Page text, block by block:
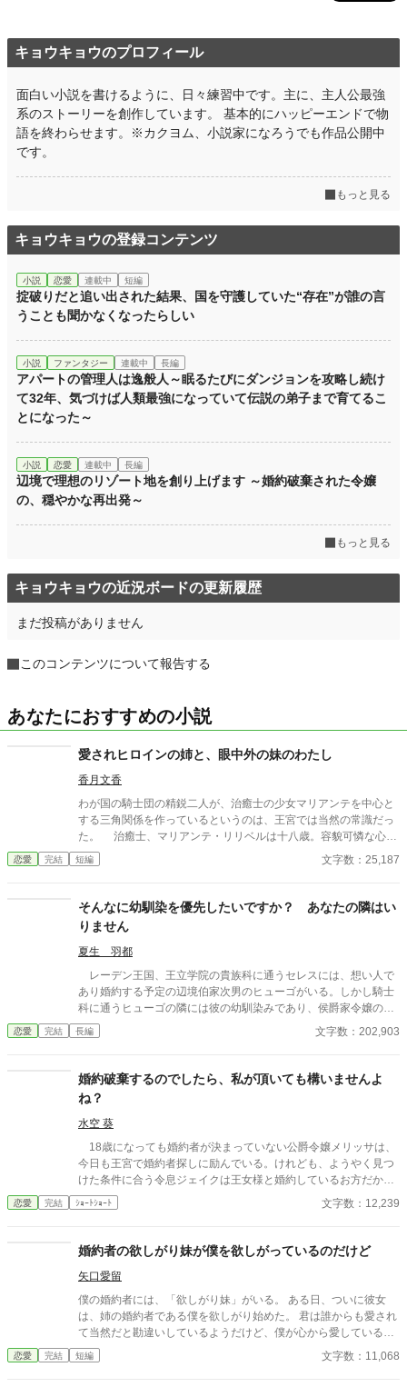
キョウキョウのプロフィール
面白い小説を書けるように、日々練習中です。主に、主人公最強
系のストーリーを創作しています。 基本的にハッピーエンドで物
語を終わらせます。※カクヨム、小説家になろうでも作品公開中
です。
もっと見る
キョウキョウの登録コンテンツ
小説 恋愛 連載中 短編
掟破りだと追い出された結果、国を守護していた“存在”が誰の言
うことも聞かなくなったらしい
小説 ファンタジー 連載中 長編
アパートの管理人は逸般人～眠るたびにダンジョンを攻略し続け
て32年、気づけば人類最強になっていて伝説の弟子まで育てるこ
とになった～
小説 恋愛 連載中 長編
辺境で理想のリゾート地を創り上げます ～婚約破棄された令嬢
の、穏やかな再出発～
もっと見る
キョウキョウの近況ボードの更新履歴
まだ投稿がありません
このコンテンツについて報告する
あなたにおすすめの小説
愛されヒロインの姉と、眼中外の妹のわたし
香月文香
わが国の騎士団の精鋭二人が、治癒士の少女マリアンテを中心と
する三角関係を作っているというのは、王宮では当然の常識だっ
た。 治癒士、マリアンテ・リリベルは十八歳。容貌可憐な心優
しい少女で、いつもにこやかな笑顔で周囲を癒す人気者。 そん
な彼女を巡る男はヨシュア・カレンデュラとハル・シオニア。
堅物、ハルは軽薄と気質は真逆だったが、女の好みは同じだっ
た。 これは見目麗しい男女の三角関係の物語――ではなく。
そのかたわらで、誰の眼中にも入らない妹のわたしの物語だ。 ※
他サイトにも投稿しています
恋愛 完結 短編 文字数：25,187
そんなに幼馴染を優先したいですか？ あなたの隣はい
りません
夏生 羽都
レーデン王国、王立学院の貴族科に通うセレスには、想い人で
あり婚約する予定の辺境伯家次男のヒューゴがいる。しかし騎士
科に通うヒューゴの隣には彼の幼馴染みであり、侯爵家令嬢のニ
ーナがいつもいるのだった。 子爵家に後見をしてもらう事で学
院へ通っているセレスは、高位貴族であるニーナとヒューゴに強
た。 ヒューゴとの交流会の日、セレスはヒューゴと観るために
両親が送ってくれた歌劇のチケットを用意していたのだが、ヒュ
ーゴに付いてきたニーナにチケットを強請られてしまう。 「ニー
ナに譲ってくれないか？」ヒューゴのひと事でチケットを譲る事
になり、帰りの馬車がないセレスは徒歩で帰る事になる。日が落
ちかける街の中を歩くセレスは、帰り道が分からずに迷子になっ
てしまう。そんなセレスを偶然見かけて声をかけてくれたのが、
帝国からの留学生でセレスと同じクラスのアルウィンだった。 ※
作者独自の世界観によって創作された物語です。細かな設定やス
べきではないと作者が判断いたしました感想につきましては却下
をさせていただいております。
恋愛 完結 長編 文字数：202,903
婚約破棄するのでしたら、私が頂いても構いませんよ
ね？
水空 葵
18歳になっても婚約者が決まっていない公爵令嬢メリッサは、
今日も王宮で婚約者探しに励んでいる。けれども、ようやく見つ
けた条件に合う令息ジェイクは王女様と婚約しているお方だか
ら、メリッサは諦めようとした。 そんな時、国を救った令息を
侍らせている王女がジェイクとの婚約破棄を宣言して……。 ※小
恋愛 完結 ｼｮｰﾄｼｮｰﾄ 文字数：12,239
婚約者の欲しがり妹が僕を欲しがっているのだけど
矢口愛留
僕の婚約者には、「欲しがり妹」がいる。 ある日、ついに彼女
は、姉の婚約者である僕を欲しがり始めた。 君は誰からも愛され
て当然だと勘違いしているようだけど、僕が心から愛しているの
は、君のお姉さんただ一人なんだよ？ ＊小説家になろうにも投稿
しています。 ＊8/30続きを書きました。
恋愛 完結 短編 文字数：11,068